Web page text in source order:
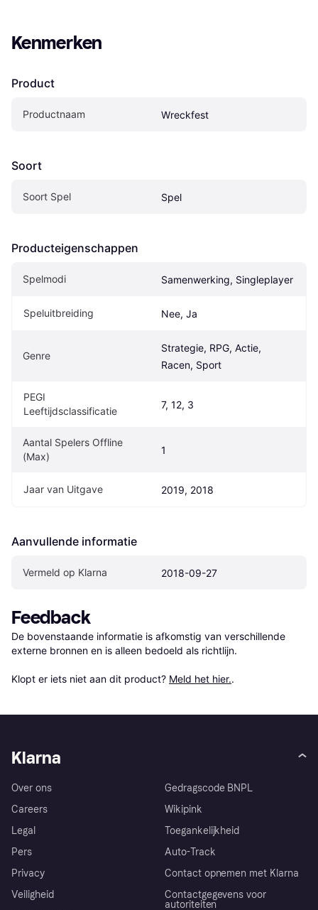
Kenmerken
Product
Productnaam Wreckfest
Soort
Soort Spel Spel
Producteigenschappen
Spelmodi Samenwerking, Singleplayer
Speluitbreiding Nee, Ja
Genre
Strategie, RPG, Actie,
Racen, Sport
PEGI
Leeftijdsclassificatie
7, 12, 3
Aantal Spelers Offline
(Max)
1
Jaar van Uitgave 2019, 2018
Aanvullende informatie
Vermeld op Klarna 2018-09-27
Feedback
De bovenstaande informatie is afkomstig van verschillende
externe bronnen en is alleen bedoeld als richtlijn.
Klopt er iets niet aan dit product? Meld het hier..
Klarna
Over ons
Careers
Legal
Pers
Privacy
Veiligheid
Gedragscode BNPL
Wikipink
Toegankelijkheid
Auto-Track
Contact opnemen met Klarna
Contactgegevens voor
autoriteiten